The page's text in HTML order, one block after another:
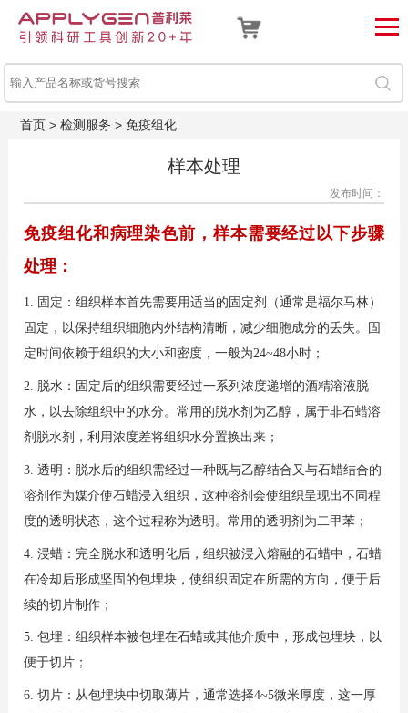
首页> 检测服务 > 免疫组化
样本处理
发布时间：
免疫组化和病理染色前，样本需要经过以下步骤
处理：
1. 固定：组织样本首先需要用适当的固定剂（通常是福尔马林）
固定，以保持组织细胞内外结构清晰，减少细胞成分的丢失。固
定时间依赖于组织的大小和密度，一般为24~48小时；
2. 脱水 ：固定后的组织需要经过一系列浓度递增的酒精溶液脱
水，以去除组织中的水分。常用的脱水剂为乙醇，属于非石蜡溶
剂脱水剂，利用浓度差将组织水分置换出来；
3. 透明 ：脱水后的组织需经过一种既与乙醇结合又与石蜡结合的
溶剂作为媒介使石蜡浸入组织，这种溶剂会使组织呈现出不同程
度的透明状态，这个过程称为透明。常用的透明剂为二甲苯；
4. 浸蜡 ：完全脱水和透明化后，组织被浸入熔融的石蜡中，石蜡
在冷却后形成坚固的包埋块，使组织固定在所需的方向，便于后
续的切片制作；
5. 包埋 ：组织样本被包埋在石蜡或其他介质中，形成包埋块，以
便于切片；
6. 切片 ：从包埋块中切取薄片，通常选择4~5微米厚度，这一厚